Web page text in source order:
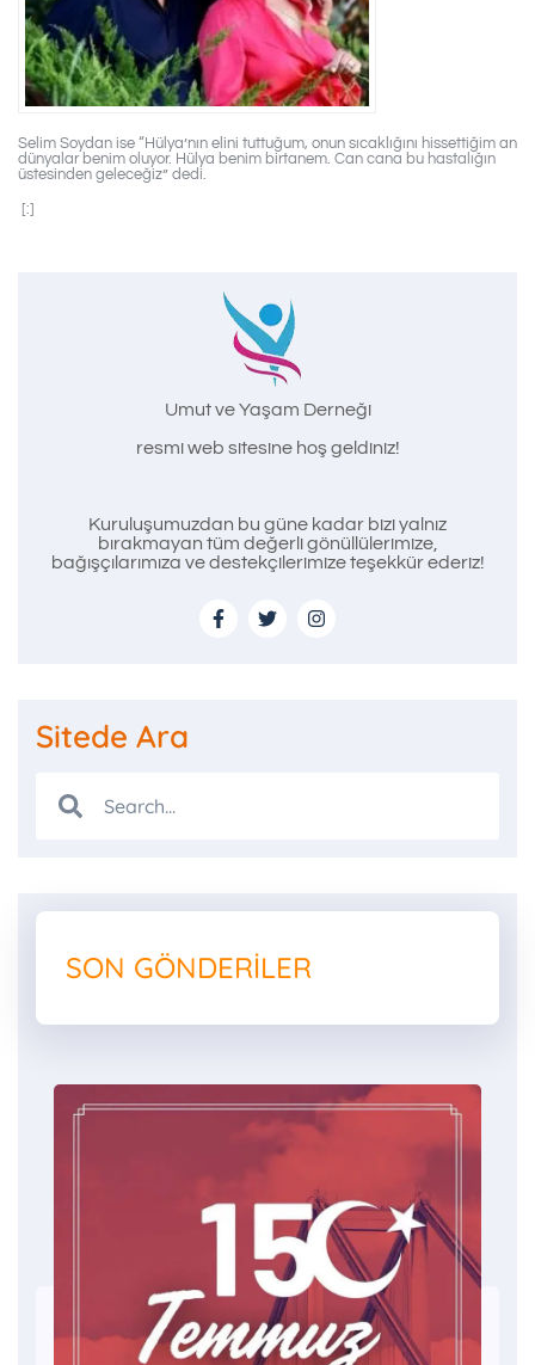
Selim Soydan ise “Hülya’nın elini tuttuğum, onun sıcaklığını hissettiğim an
dünyalar benim oluyor. Hülya benim birtanem. Can cana bu hastalığın
üstesinden geleceğiz” dedi.
[:]
Umut ve Yaşam Derneği
resmi web sitesine hoş geldiniz!
Kuruluşumuzdan bu güne kadar bizi yalnız
bırakmayan tüm değerli gönüllülerimize,
bağışçılarımıza ve destekçilerimize teşekkür ederiz!
Sitede Ara
SON GÖNDERILER